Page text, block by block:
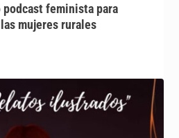
podcast feminista para
mujeres rurales